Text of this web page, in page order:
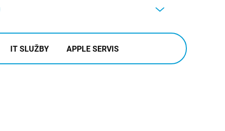
IT SLUŽBY APPLE SERVIS